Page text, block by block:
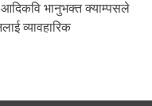
भानुभक्त क्याम्पसले
व्यावहारिक